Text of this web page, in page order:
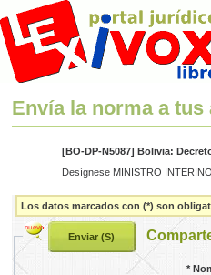
Envía la norma a tus
[BO-DP-N5087] Bolivia:
Desígnese MINISTRO
Los datos marcados con (*) son
*